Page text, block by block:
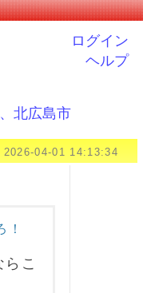
ログイン
ヘルプ
北広島市
04-01 14:13:34
こ